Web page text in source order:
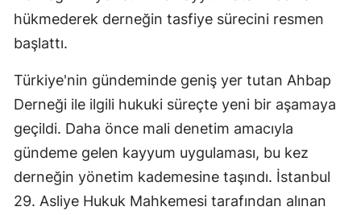
hükmederek derneğin tasfiye sürecini resmen
başlattı.
Türkiye'nin gündeminde geniş yer tutan Ahbap
Derneği ile ilgili hukuki süreçte yeni bir aşamaya
geçildi. Daha önce mali denetim amacıyla
gündeme gelen kayyum uygulaması, bu kez
derneğin yönetim kademesine taşındı. İstanbul
29. Asliye Hukuk Mahkemesi tarafından alınan